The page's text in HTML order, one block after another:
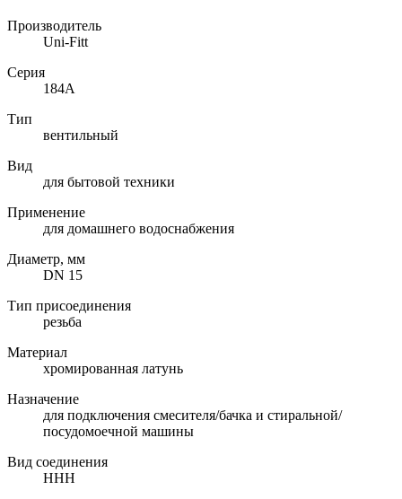
Производитель
Uni-Fitt
Серия
184A
Тип
вентильный
Вид
для бытовой техники
Применение
для домашнего водоснабжения
Диаметр, мм
DN 15
Тип присоединения
резьба
Материал
хромированная латунь
Назначение
для подключения смесителя/бачка и стиральной/
посудомоечной машины
Вид соединения
ННН